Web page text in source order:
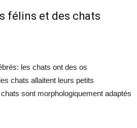
félins et des chats
les chats ont des os
chats allaitent leurs petits
sont morphologiquement adaptés